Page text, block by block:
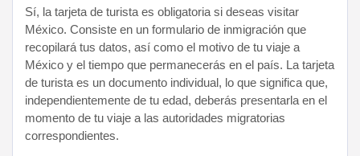
Sí, la tarjeta de turista es obligatoria si deseas visitar
México. Consiste en un formulario de inmigración que
recopilará tus datos, así como el motivo de tu viaje a
México y el tiempo que permanecerás en el país. La tarjeta
de turista es un documento individual, lo que significa que,
independientemente de tu edad, deberás presentarla en el
momento de tu viaje a las autoridades migratorias
correspondientes.